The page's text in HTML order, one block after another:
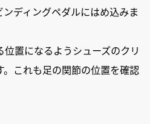
ディングペダルにはめ込みま
置になるようシューズのクリ
これも足の関節の位置を確認